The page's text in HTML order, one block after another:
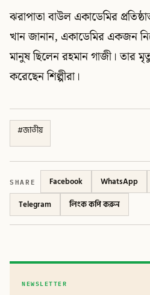
ঝরাপাতা বাউল একাডেমির
খান জানান, একাডেমির একজন
মানুষ ছিলেন রহমান গাজী। তার
করেছেন শিল্পীরা।
#জাতীয়
SHARE Facebook WhatsApp
Telegram
লিংক কপি করুন
NEWSLETTER